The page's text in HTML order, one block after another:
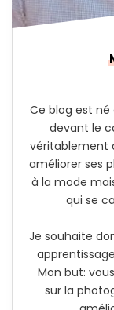
Ce blog est
devant le
véritablement
améliorer ses
à la mode
qui se
Je souhaite
Mon but:
sur la